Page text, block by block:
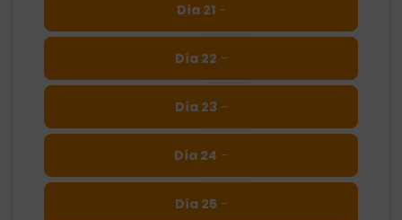
Día 21 -
Día 22 -
Día 23 -
Día 24 -
Día 25 -